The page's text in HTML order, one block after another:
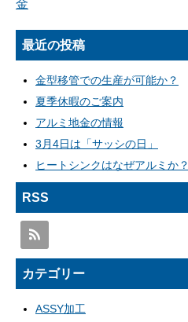
金
最近の投稿
金型移管での生産が可能か？
夏季休暇のご案内
アルミ地金の情報
3月4日は「サッシの日」
ヒートシンクはなぜアルミか？
RSS
カテゴリー
ASSY加工